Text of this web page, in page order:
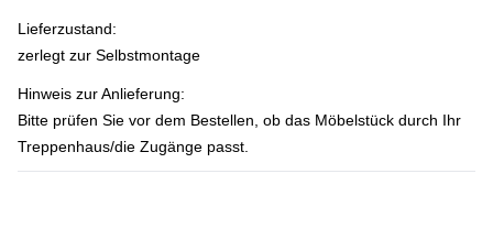
Lieferzustand:
zerlegt zur Selbstmontage
Hinweis zur Anlieferung:
Bitte prüfen Sie vor dem Bestellen, ob das Möbelstück durch Ihr
Treppenhaus/die Zugänge passt.